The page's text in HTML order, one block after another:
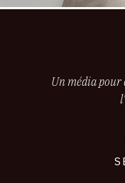
Un média pour